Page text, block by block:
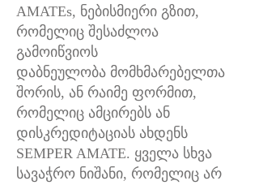
AMATEs, ნებისმიერი გზით,
რომელიც შესაძლოა
გამოიწვიოს
დაბნეულობა მომხმარებელთა
შორის, ან რაიმე ფორმით,
რომელიც ამცირებს ან
დისკრედიტაციას ახდენს
SEMPER AMATE. ყველა სხვა
სავაჭრო ნიშანი, რომელიც არ